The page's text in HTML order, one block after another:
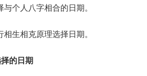
与个人八字相合的日期。
相生相克原理选择日期。
的日期